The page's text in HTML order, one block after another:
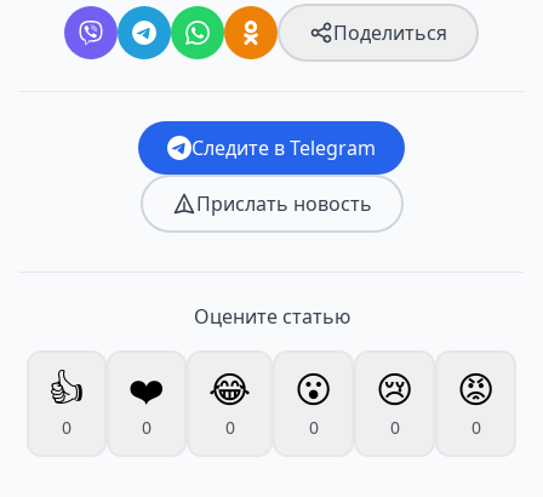
Поделиться
Следите в Telegram
Прислать новость
Оцените статью
👍
0
❤️
0
😂
0
😮
0
😢
0
😡
0